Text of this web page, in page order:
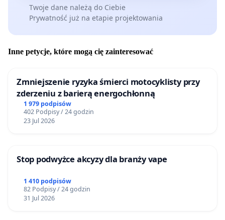
Twoje dane należą do Ciebie
Prywatność już na etapie projektowania
Inne petycje, które mogą cię zainteresować
Zmniejszenie ryzyka śmierci motocyklisty przy
zderzeniu z barierą energochłonną
1 979 podpisów
402 Podpisy / 24 godzin
23 Jul 2026
Stop podwyżce akcyzy dla branży vape
1 410 podpisów
82 Podpisy / 24 godzin
31 Jul 2026